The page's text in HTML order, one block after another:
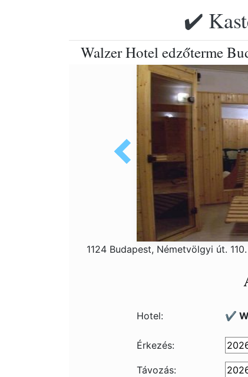
✔️
Walzer Hotel edzőterme
1124 Budapest, Németvölgyi út. 110.
Hotel: ✔️
Érkezés:
Távozás: